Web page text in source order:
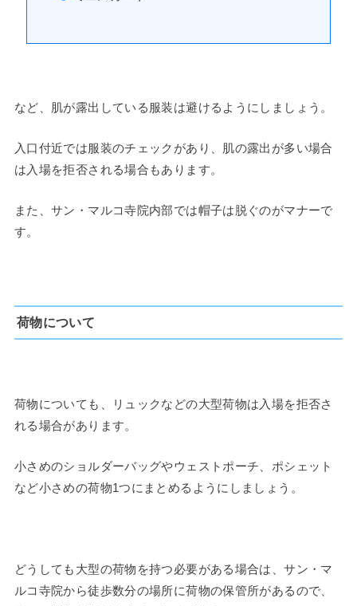
など、肌が露出している服装は避けるようにしましょう。
入口付近では服装のチェックがあり、肌の露出が多い場合
は入場を拒否される場合もあります。
また、サン・マルコ寺院内部では帽子は脱ぐのがマナーで
す。
荷物について
荷物についても、リュックなどの大型荷物は入場を拒否さ
れる場合があります。
小さめのショルダーバッグやウェストポーチ、ポシェット
など小さめの荷物1つにまとめるようにしましょう。
どうしても大型の荷物を持つ必要がある場合は、サン・マ
ルコ寺院から徒歩数分の場所に荷物の保管所があるので、